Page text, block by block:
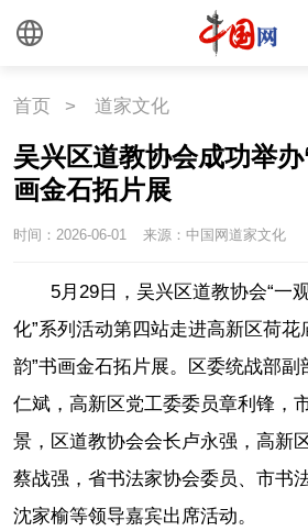
首页 > 道家文化
吴兴区道教协会成功举
画金石拓片展
时间：2026-06-01 来源：中国网道家文化
5月29日，吴兴区道教协会“一
化”系列活动第四站走进高新区荷花
韵”书画金石拓片展。区委统战部
仁斌，高新区党工委委员章利锋，
景，区道教协会会长卢永强，高新
蔡战强，省书法家协会委员、市书
沈家榆等领导嘉宾出席活动。